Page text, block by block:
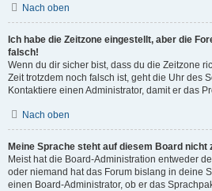
Nach oben
Ich habe die Zeitzone eingestellt, aber die
falsch!
Wenn du dir sicher bist, dass du die Zeitzone
Zeit trotzdem noch falsch ist, geht die Uhr des
Kontaktiere einen Administrator, damit er das
Nach oben
Meine Sprache steht auf diesem Board nicht
Meist hat die Board-Administration entweder
oder niemand hat das Forum bislang in deine
einen Board-Administrator, ob er das